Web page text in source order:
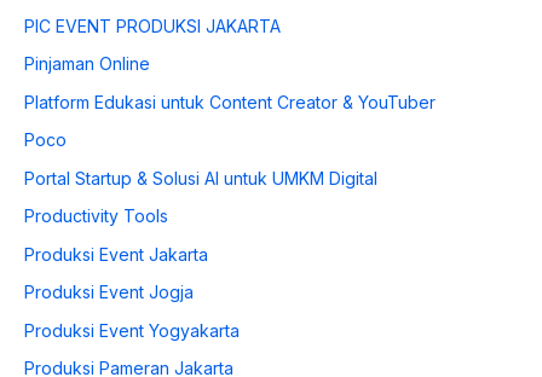
PIC EVENT PRODUKSI JAKARTA
Pinjaman Online
Platform Edukasi untuk Content Creator & YouTuber
Poco
Portal Startup & Solusi AI untuk UMKM Digital
Productivity Tools
Produksi Event Jakarta
Produksi Event Jogja
Produksi Event Yogyakarta
Produksi Pameran Jakarta